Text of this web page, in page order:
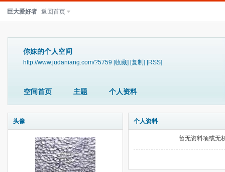
巨大爱好者 返回首页
你妹的个人空间
http://www.judaniang.com/?5759 [收藏] [复制] [RSS]
空间首页 主题 个人资料
头像 个人资料
暂无资料项或无